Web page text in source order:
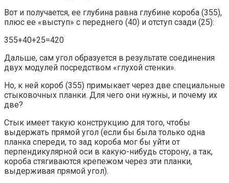
Вот и получается, ее глубина равна глубине короба (355),
плюс ее «выступ» с переднего (40) и отступ сзади (25):
355+40+25=420
Дальше, сам угол образуется в результате соединения
двух модулей посредством «глухой стенки».
Но, к ней короб (355) примыкает через две специальные
стыковочных планки. Для чего они нужны, и почему их
две?
Стык имеет такую конструкцию для того, чтобы
выдержать прямой угол (если бы была только одна
планка спереди, то зад короба мог бы уйти от
перпендикулярной оси в какую-нибудь сторону, а так,
короба стягиваются крепежом через эти планки,
выдерживая прямой угол).